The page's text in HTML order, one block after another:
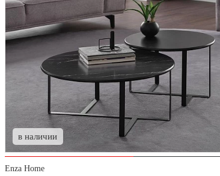
в наличии
Enza Home